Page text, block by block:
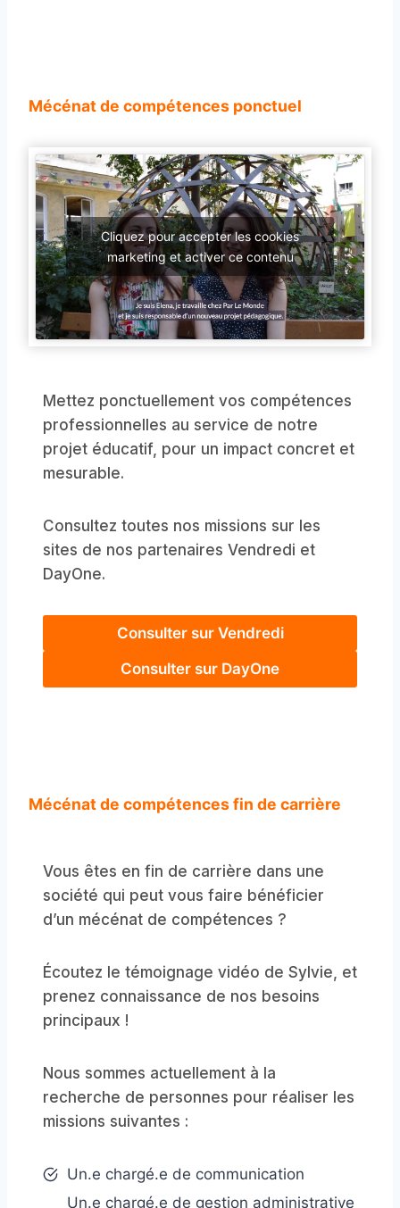
Mécénat de compétences ponctuel
Cliquez pour accepter les cookies
marketing et activer ce contenu
Mettez ponctuellement vos compétences
professionnelles au service de notre
projet éducatif, pour un impact concret et
mesurable.
Consultez toutes nos missions sur les
sites de nos partenaires Vendredi et
DayOne.
Consulter sur Vendredi
Consulter sur DayOne
Mécénat de compétences fin de carrière
Vous êtes en fin de carrière dans une
société qui peut vous faire bénéficier
d’un mécénat de compétences ?
Écoutez le témoignage vidéo de Sylvie, et
prenez connaissance de nos besoins
principaux !
Nous sommes actuellement à la
recherche de personnes pour réaliser les
missions suivantes :
Un.e chargé.e de communication
Un.e chargé.e de gestion administrative